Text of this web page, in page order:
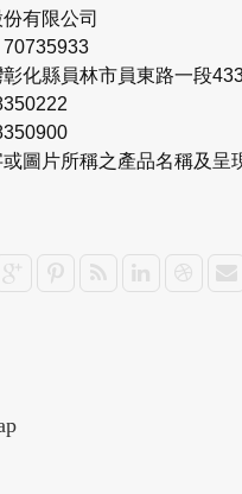
有限公司
化縣員林市員東路一段
圖片所稱之產品名稱及呈